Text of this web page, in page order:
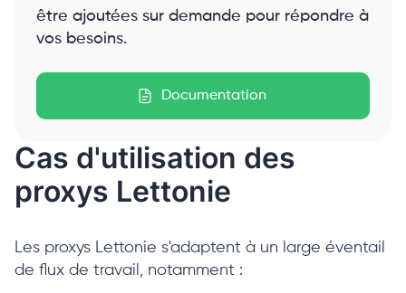
être ajoutées sur demande pour répondre à
vos besoins.
Documentation
Cas d'utilisation des
proxys Lettonie
Les proxys Lettonie s'adaptent à un large éventail
de flux de travail, notamment :